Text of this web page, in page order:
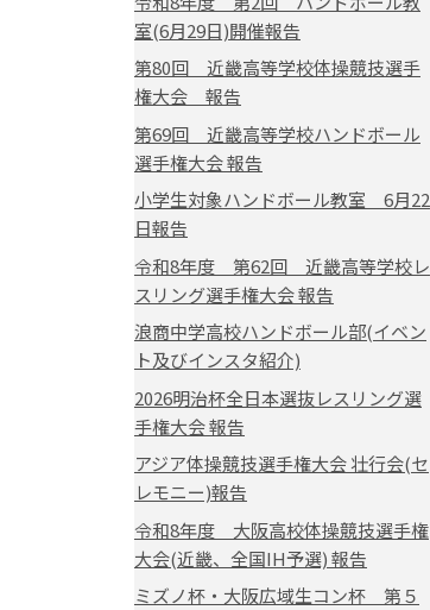
室(6月29日)開催報告
第80回 近畿高等学校体操競技選手
権大会 報告
第69回 近畿高等学校ハンドボール
選手権大会 報告
小学生対象ハンドボール教室 6月22
日報告
令和8年度 第62回 近畿高等学校レ
スリング選手権大会 報告
浪商中学高校ハンドボール部(イベン
ト及びインスタ紹介)
2026明治杯全日本選抜レスリング選
手権大会 報告
アジア体操競技選手権大会 壮行会(セ
レモニー)報告
令和8年度 大阪高校体操競技選手権
大会(近畿、全国IH予選) 報告
ミズノ杯・大阪広域生コン杯 第５